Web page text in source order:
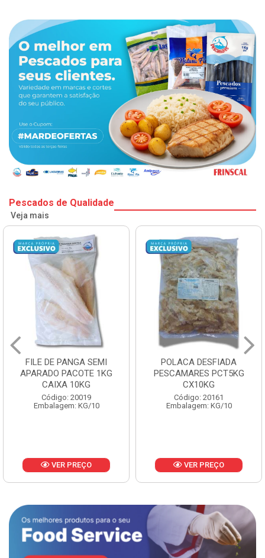
Pescados de Qualidade
Veja mais
FILE DE PANGA SEMI
APARADO PACOTE 1KG
CAIXA 10KG
Código: 20019
Embalagem: KG/10
VER PREÇO
POLACA DESFIADA
PESCAMARES PCT5KG
CX10KG
Código: 20161
Embalagem: KG/10
VER PREÇO